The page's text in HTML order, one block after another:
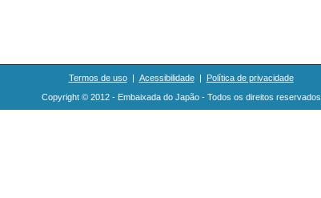
Termos de uso| Acessibilidade|
Política de privacidade
Copyright © 2012 - Embaixada do Japão - Todos os direitos reservados